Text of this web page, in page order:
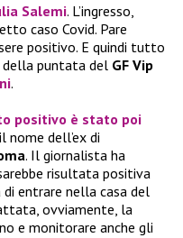
Salemi. L’ingresso,
caso Covid. Pare
positivo. E quindi tutto
puntata del GF Vip
.
positivo è stato poi
dell’ex di
. Il giornalista ha
risultata positiva
entrare nella casa del
ovviamente, la
e monitorare anche gli